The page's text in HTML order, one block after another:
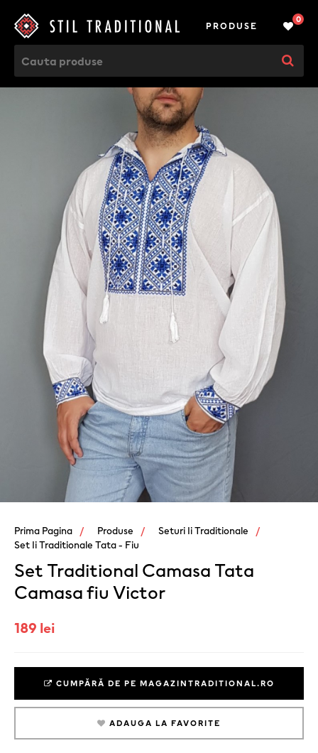
PRODUSE
0
Prima Pagina Produse
Seturi Ii Traditionale
Set Ii Traditionale Tata - Fiu
Set Traditional Camasa Tata
Camasa fiu Victor
189 lei
CUMPĂRĂ DE PE MAGAZINTRADITIONAL.RO
ADAUGA LA FAVORITE